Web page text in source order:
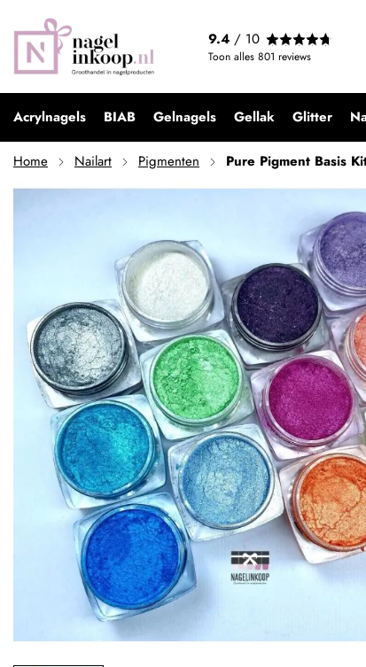
9.4 / 10
Toon alles 801 reviews
Acrylnagels BIAB Gelnagels Gellak Glitter
Home Nailart Pigmenten Pure Pigment Basis
€ 59,40